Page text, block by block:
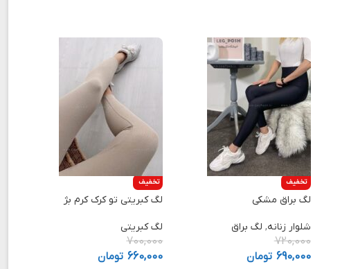
تخفیف
لگ براق مشکی
شلوار زنانه, لگ براق
720,000
690,000 تومان
تخفیف
لگ کبریتی تو کرک کرم بژ
لگ کبریتی
700,000
660,000 تومان